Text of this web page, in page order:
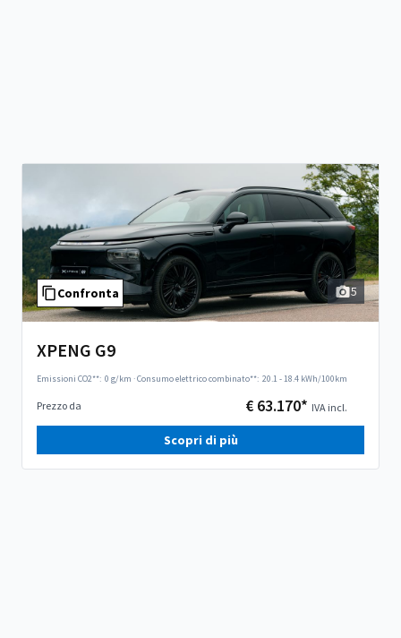
Confronta 5
XPENG G9
Emissioni CO2**: 0 g/km ·Consumo elettrico combinato**: 20.1 - 18.4 kWh/100km
Prezzo da € 63.170* IVA incl.
Scopri di più